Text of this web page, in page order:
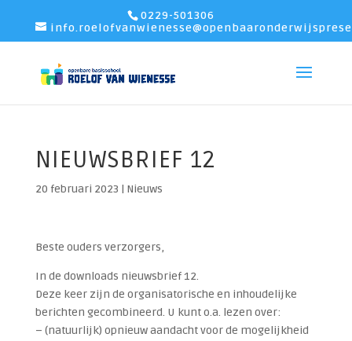
0229-501306
NIEUWSBRIEF 12
20 februari 2023 | Nieuws
Beste ouders verzorgers,
In de downloads nieuwsbrief 12.
Deze keer zijn de organisatorische en inhoudelijke
berichten gecombineerd. U kunt o.a. lezen over:
– (natuurlijk) opnieuw aandacht voor de mogelijkheid